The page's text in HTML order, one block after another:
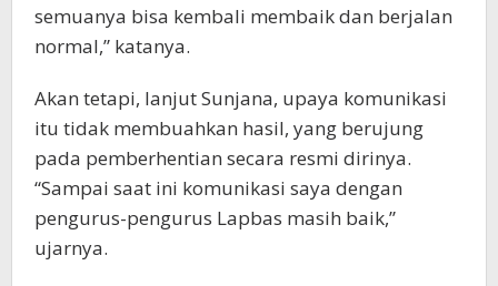
semuanya bisa kembali membaik dan berjalan
normal,” katanya.
Akan tetapi, lanjut Sunjana, upaya komunikasi
itu tidak membuahkan hasil, yang berujung
pada pemberhentian secara resmi dirinya.
“Sampai saat ini komunikasi saya dengan
pengurus-pengurus Lapbas masih baik,”
ujarnya.